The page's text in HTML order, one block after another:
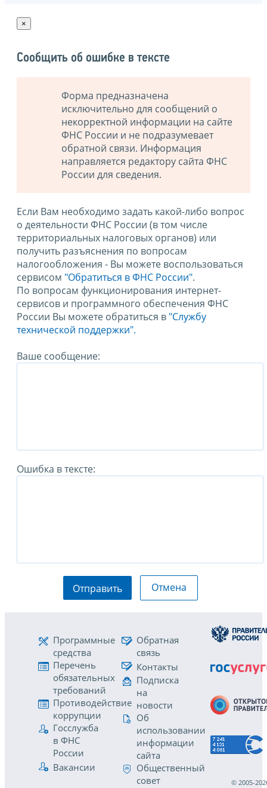
×
Сообщить об ошибке в тексте
Форма предназначена
исключительно для сообщений о
некорректной информации на сайте
ФНС России и не подразумевает
обратной связи. Информация
направляется редактору сайта ФНС
России для сведения.
Если Вам необходимо задать какой-либо вопрос
о деятельности ФНС России (в том числе
территориальных налоговых органов) или
получить разъяснения по вопросам
налогообложения - Вы можете воспользоваться
сервисом "Обратиться в ФНС России".
По вопросам функционирования интернет-
сервисов и программного обеспечения ФНС
России Вы можете обратиться в "Службу
технической поддержки".
Ваше сообщение:
Ошибка в тексте:
Отправить Отмена
Программные
средства
Перечень
обязательных
требований
Противодействие
коррупции
Госслужба
в ФНС
России
Вакансии
Обратная
связь
Контакты
Подписка
на
новости
Об
использовании
информации
сайта
Общественный
совет
© 2005-